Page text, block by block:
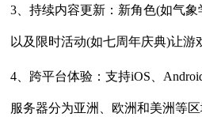
3、持续内容更新：新角色(如气
以及限时活动(如七周年庆典)让游
4、跨平台体验：支持iOS、
服务器分为亚洲、欧洲和美洲等